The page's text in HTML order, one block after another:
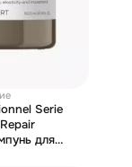
Serie
для